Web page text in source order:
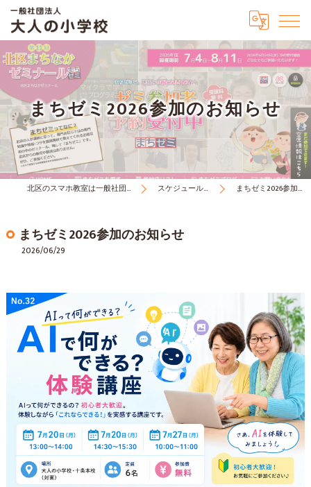
まちゼミ2026参加のお知らせ
北区のスマホ教室は一般社団法人大人の小学校 スケジュール・お知らせ まちゼミ2026参加のお知らせ
まちゼミ2026参加のお知らせ
2026/06/29